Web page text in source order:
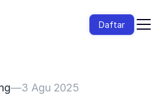
Daftar
—3 Agu 2025